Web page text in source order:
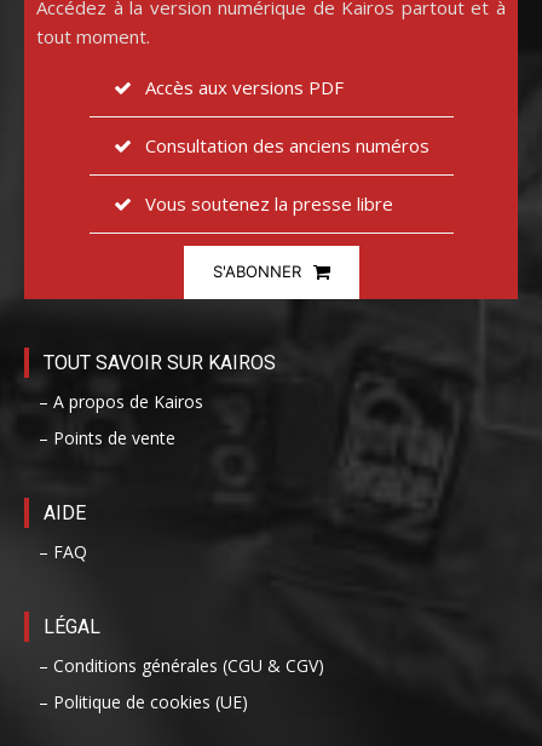
Accédez à la version numérique de Kairos partout et à
tout moment.
Accès aux versions PDF
Consultation des anciens numéros
Vous soutenez la presse libre
S'ABONNER
TOUT SAVOIR SUR KAIROS
– A propos de Kairos
– Points de vente
AIDE
– FAQ
LÉGAL
– Conditions générales (CGU & CGV)
– Politique de cookies (UE)